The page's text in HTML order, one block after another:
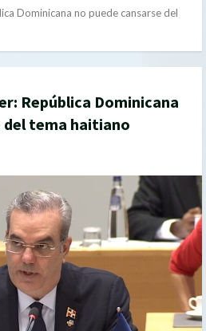
Dominicana no puede cansarse del
República Dominicana
del tema haitiano